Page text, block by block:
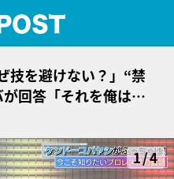
技を避けない？」“禁
回答「それを俺は見
1/4